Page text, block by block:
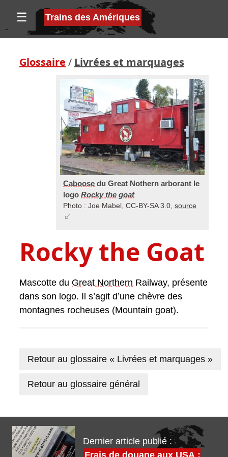
☰ Trains des Amériques
Glossaire / Livrées et marquages
Caboose du Great Nothern arborant le
logo Rocky the goat
Photo : Joe Mabel, CC-BY-SA 3.0, source
Rocky the Goat
Mascotte du Great Northern Railway, présente
dans son logo. Il s’agit d’une chèvre des
montagnes rocheuses (Mountain goat).
Retour au glossaire « Livrées et marquages »
Retour au glossaire général
Dernier article publié :
Frais de douane aux USA :